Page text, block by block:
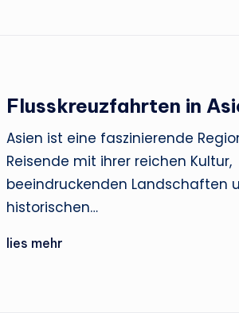
Flusskreuzfahrten in
Asien ist eine faszinierende
Reisende mit ihrer reichen Kultur,
beeindruckenden Landschaften
historischen…
lies mehr